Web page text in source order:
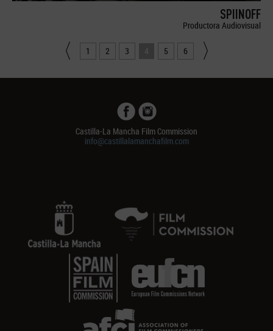
SPIINOFF
Productora Audiovisual
1 2 3 4 5 6
Castilla-La Mancha Film Commission
info@castillalamanchafilm.com